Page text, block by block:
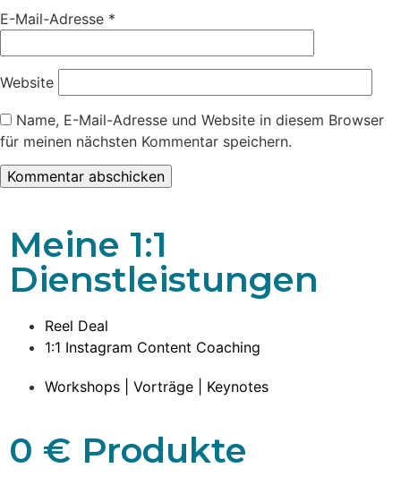
E-Mail-Adresse *
Website
Name, E-Mail-Adresse und Website in diesem Browser
für meinen nächsten Kommentar speichern.
Meine 1:1
Dienstleistungen
Reel Deal
1:1 Instagram Content Coaching
Workshops | Vorträge | Keynotes
0 € Produkte